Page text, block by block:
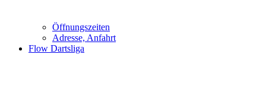
Öffnungszeiten
Adresse, Anfahrt
Flow Dartsliga